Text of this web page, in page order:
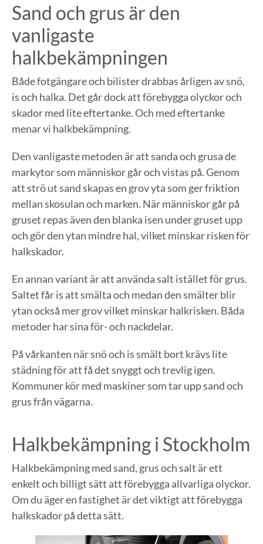
Sand och grus är den
vanligaste
halkbekämpningen
Både fotgängare och bilister drabbas årligen av snö,
is och halka. Det går dock att förebygga olyckor och
skador med lite eftertanke. Och med eftertanke
menar vi halkbekämpning.
Den vanligaste metoden är att sanda och grusa de
markytor som människor går och vistas på. Genom
att strö ut sand skapas en grov yta som ger friktion
mellan skosulan och marken. När människor går på
gruset repas även den blanka isen under gruset upp
och gör den ytan mindre hal, vilket minskar risken för
halkskador.
En annan variant är att använda salt istället för grus.
Saltet får is att smälta och medan den smälter blir
ytan också mer grov vilket minskar halkrisken. Båda
metoder har sina för- och nackdelar.
På vårkanten när snö och is smält bort krävs lite
städning för att få det snyggt och trevlig igen.
Kommuner kör med maskiner som tar upp sand och
grus från vägarna.
Halkbekämpning i Stockholm
Halkbekämpning med sand, grus och salt är ett
enkelt och billigt sätt att förebygga allvarliga olyckor.
Om du äger en fastighet är det viktigt att förebygga
halkskador på detta sätt.